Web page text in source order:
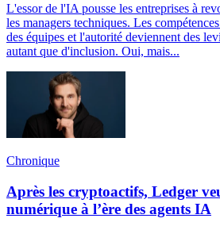
L'essor de l'IA pousse les entreprises à
les managers techniques. Les
des équipes et l'autorité deviennent des
autant que d'inclusion. Oui, mais...
Chronique
Après les cryptoactifs, Ledger
numérique à l’ère des agents IA